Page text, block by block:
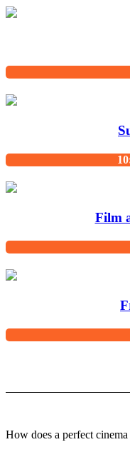
Film
How does a perfect